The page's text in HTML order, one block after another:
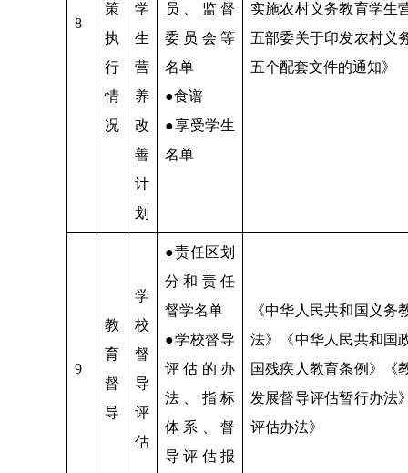
8
策
执
行
情
况
学
生
营
养
改
善
计
划
员、监督
委员会等
名单
●食谱
●享受学生
名单
实施农村义务教育学生
五部委关于印发农村义
五个配套文件的通知》
9
教
育
督
导
学
校
督
导
评
估
●责任区划
分和责任
督学名单
●学校督导
评估的办
法、指标
体系、督
导评估报
《中华人民共和国义
法》《中华人民共和国
国残疾人教育条例》《
发展督导评估暂行办法
评估办法》